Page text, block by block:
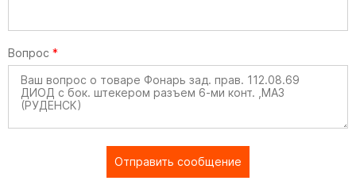
Вопрос *
Отправить сообщение